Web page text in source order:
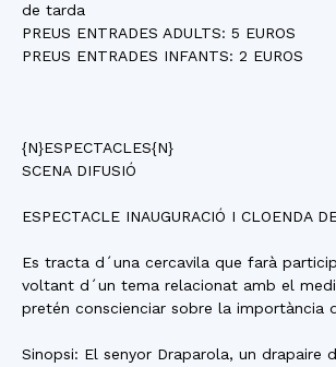
de tarda
PREUS ENTRADES ADULTS: 5 EUROS
PREUS ENTRADES INFANTS: 2 EUROS
{N}ESPECTACLES{N}
SCENA DIFUSIÓ
ESPECTACLE INAUGURACIÓ I CLOENDA
Es tracta d´una cercavila que farà
voltant d´un tema relacionat amb el
pretén conscienciar sobre la importància
Sinopsi: El senyor Draparola, un drapaire